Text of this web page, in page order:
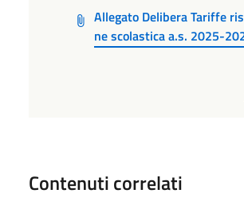
Allegato Delibera Tariffe
ne scolastica a.s. 2025-
Contenuti correlati